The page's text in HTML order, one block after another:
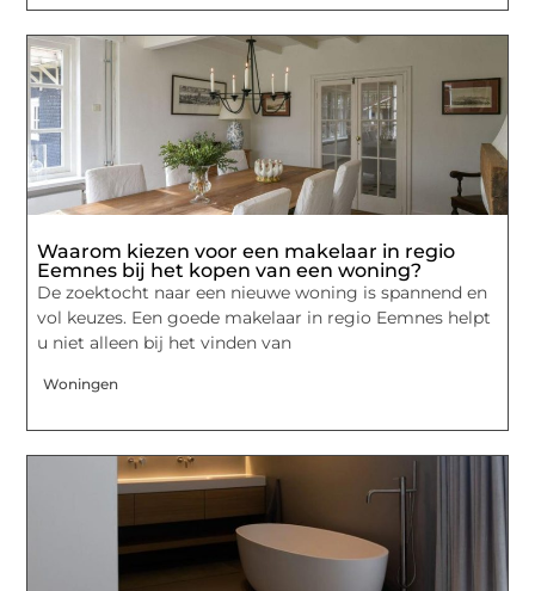
Waarom kiezen voor een makelaar in regio
Eemnes bij het kopen van een woning?
De zoektocht naar een nieuwe woning is spannend en
vol keuzes. Een goede makelaar in regio Eemnes helpt
u niet alleen bij het vinden van
Woningen